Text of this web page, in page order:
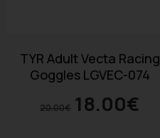
TYR Adult Vecta Racing
Goggles LGVEC-074
20.00€ 18.00€